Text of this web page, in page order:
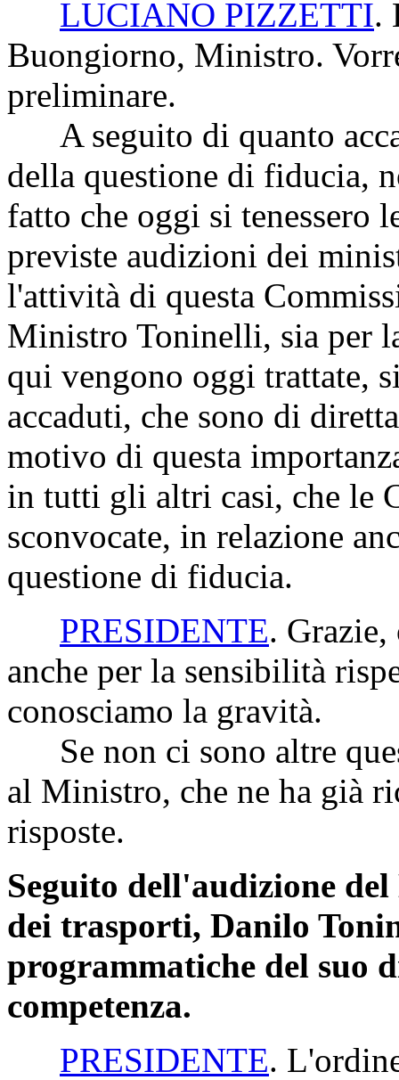
LUCIANO PIZZETTI.
Buongiorno, Ministro.
preliminare.
A seguito di quanto
della questione di fiducia,
fatto che oggi si tenessero
previste audizioni dei
l'attività di questa
Ministro Toninelli, sia per
qui vengono oggi trattate,
accaduti, che sono di
motivo di questa
in tutti gli altri casi, che le
sconvocate, in relazione
questione di fiducia.
PRESIDENTE.
anche per la sensibilità
conosciamo la gravità.
Se non ci sono altre
al Ministro, che ne ha già
risposte.
Seguito dell'audizione
dei trasporti, Danilo
programmatiche del suo
competenza.
PRESIDENTE.